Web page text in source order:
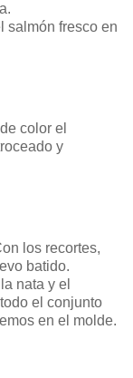
salmón fresco en
color el
y
los recortes,
batido.
nata y el
el conjunto
en el molde.